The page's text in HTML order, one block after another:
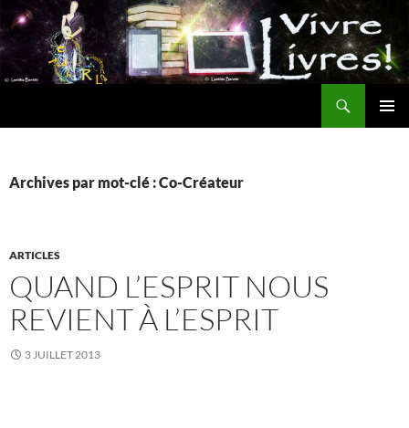
Aller
au
contenu
Archives par mot-clé : Co-Créateur
ARTICLES
QUAND L’ESPRIT NOUS
REVIENT À L’ESPRIT
3 JUILLET 2013